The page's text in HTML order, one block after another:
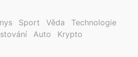
Sport Věda
Technologie
Auto Krypto